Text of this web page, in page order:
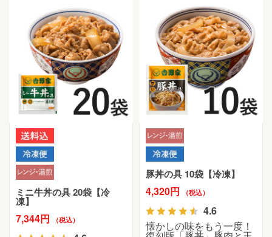
ミニ牛丼の具 20袋【冷
凍】
7,344円 （税込）
豚丼の具 10袋【冷凍】
4,320円 （税込）
4.6
懐かしの味をもう一度！